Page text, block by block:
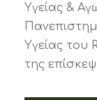
Υγείας &
Υγείας του
της